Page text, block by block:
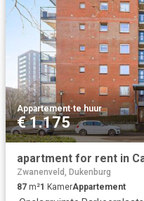
Appartement·te huur
€ 1.175
Zwanenveld, Dukenburg
87 m²1 KamerAppartement